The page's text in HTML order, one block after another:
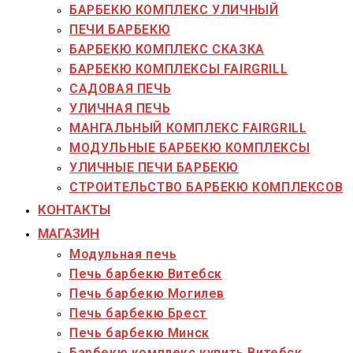
БАРБЕКЮ КОМПЛЕКС УЛИЧНЫЙ
ПЕЧИ БАРБЕКЮ
БАРБЕКЮ КОМПЛЕКС СКАЗКА
БАРБЕКЮ КОМПЛЕКСЫ FAIRGRILL
САДОВАЯ ПЕЧЬ
УЛИЧНАЯ ПЕЧЬ
МАНГАЛЬНЫЙ КОМПЛЕКС FAIRGRILL
МОДУЛЬНЫЕ БАРБЕКЮ КОМПЛЕКСЫ
УЛИЧНЫЕ ПЕЧИ БАРБЕКЮ
СТРОИТЕЛЬСТВО БАРБЕКЮ КОМПЛЕКСОВ
КОНТАКТЫ
МАГАЗИН
Модульная печь
Печь барбекю Витебск
Печь барбекю Могилев
Печь барбекю Брест
Печь барбекю Минск